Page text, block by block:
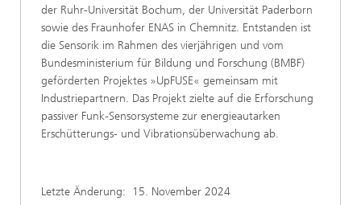
der Ruhr-Universität Bochum, der Universität Paderborn
sowie des Fraunhofer ENAS in Chemnitz. Entstanden ist
die Sensorik im Rahmen des vierjährigen und vom
Bundesministerium für Bildung und Forschung (BMBF)
geförderten Projektes »UpFUSE« gemeinsam mit
Industriepartnern. Das Projekt zielte auf die Erforschung
passiver Funk-Sensorsysteme zur energieautarken
Erschütterungs- und Vibrationsüberwachung ab.
Letzte Änderung: 15. November 2024